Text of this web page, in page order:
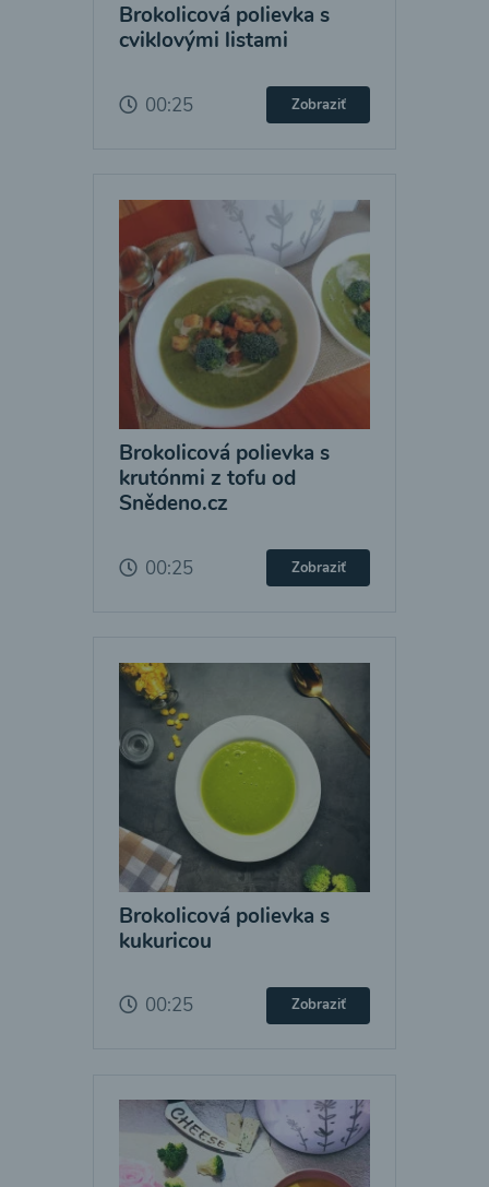
Brokolicová polievka s
cviklovými listami
00:25 Zobraziť
Brokolicová polievka s
krutónmi z tofu od
Snědeno.cz
00:25 Zobraziť
Brokolicová polievka s
kukuricou
00:25 Zobraziť